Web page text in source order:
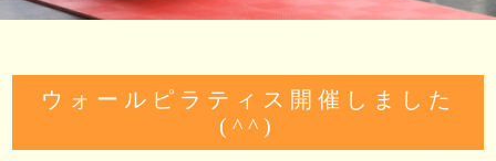
ウォールピラティス開催しました
(^^)